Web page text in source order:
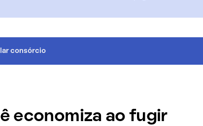
consórcio
economiza ao fugir